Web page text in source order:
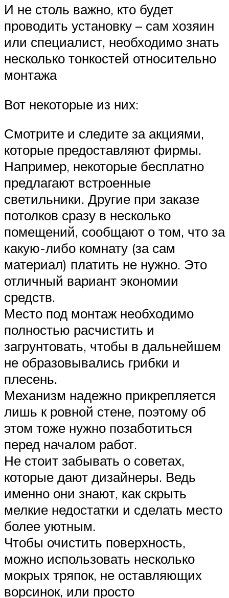
И не столь важно, кто будет
проводить установку – сам хозяин
или специалист, необходимо знать
несколько тонкостей относительно
монтажа
Вот некоторые из них:
Смотрите и следите за акциями,
которые предоставляют фирмы.
Например, некоторые бесплатно
предлагают встроенные
светильники. Другие при заказе
потолков сразу в несколько
помещений, сообщают о том, что за
какую-либо комнату (за сам
материал) платить не нужно. Это
отличный вариант экономии
средств.
Место под монтаж необходимо
полностью расчистить и
загрунтовать, чтобы в дальнейшем
не образовывались грибки и
плесень.
Механизм надежно прикрепляется
лишь к ровной стене, поэтому об
этом тоже нужно позаботиться
перед началом работ.
Не стоит забывать о советах,
которые дают дизайнеры. Ведь
именно они знают, как скрыть
мелкие недостатки и сделать место
более уютным.
Чтобы очистить поверхность,
можно использовать несколько
мокрых тряпок, не оставляющих
ворсинок, или просто